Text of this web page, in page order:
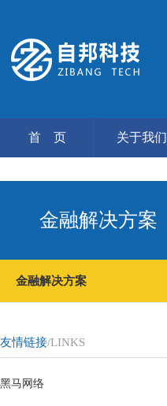
首 页 关于我们
金融解决方案
金融解决方案
友情链接/LINKS
黑马网络